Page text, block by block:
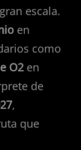
escala.
en
como
O2 en
de
,
que